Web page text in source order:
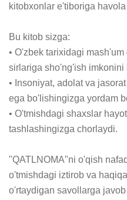
kitobxonlar e'tiboriga
Bu kitob sizga:
• O'zbek tarixidagi
sirlariga sho'ng'ish imkonini
• Insoniyat, adolat va
ega bo'lishingizga yordam
• O'tmishdagi shaxslar
tashlashingizga chorlaydi.
"QATLNOMA"ni o'qish
o'tmishdagi iztirob va
o'rtaydigan savollarga